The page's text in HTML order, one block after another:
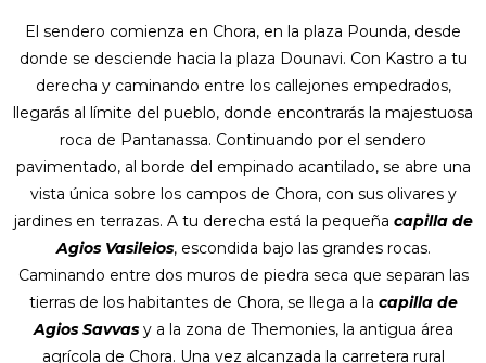
El sendero comienza en Chora, en la plaza Pounda, desde
donde se desciende hacia la plaza Dounavi. Con Kastro a tu
derecha y caminando entre los callejones empedrados,
llegarás al límite del pueblo, donde encontrarás la majestuosa
roca de Pantanassa. Continuando por el sendero
pavimentado, al borde del empinado acantilado, se abre una
vista única sobre los campos de Chora, con sus olivares y
jardines en terrazas. A tu derecha está la pequeña capilla de
Agios Vasileios, escondida bajo las grandes rocas.
Caminando entre dos muros de piedra seca que separan las
tierras de los habitantes de Chora, se llega a la capilla de
Agios Savvasy a la zona de Themonies, la antigua área
agrícola de Chora. Una vez alcanzada la carretera rural